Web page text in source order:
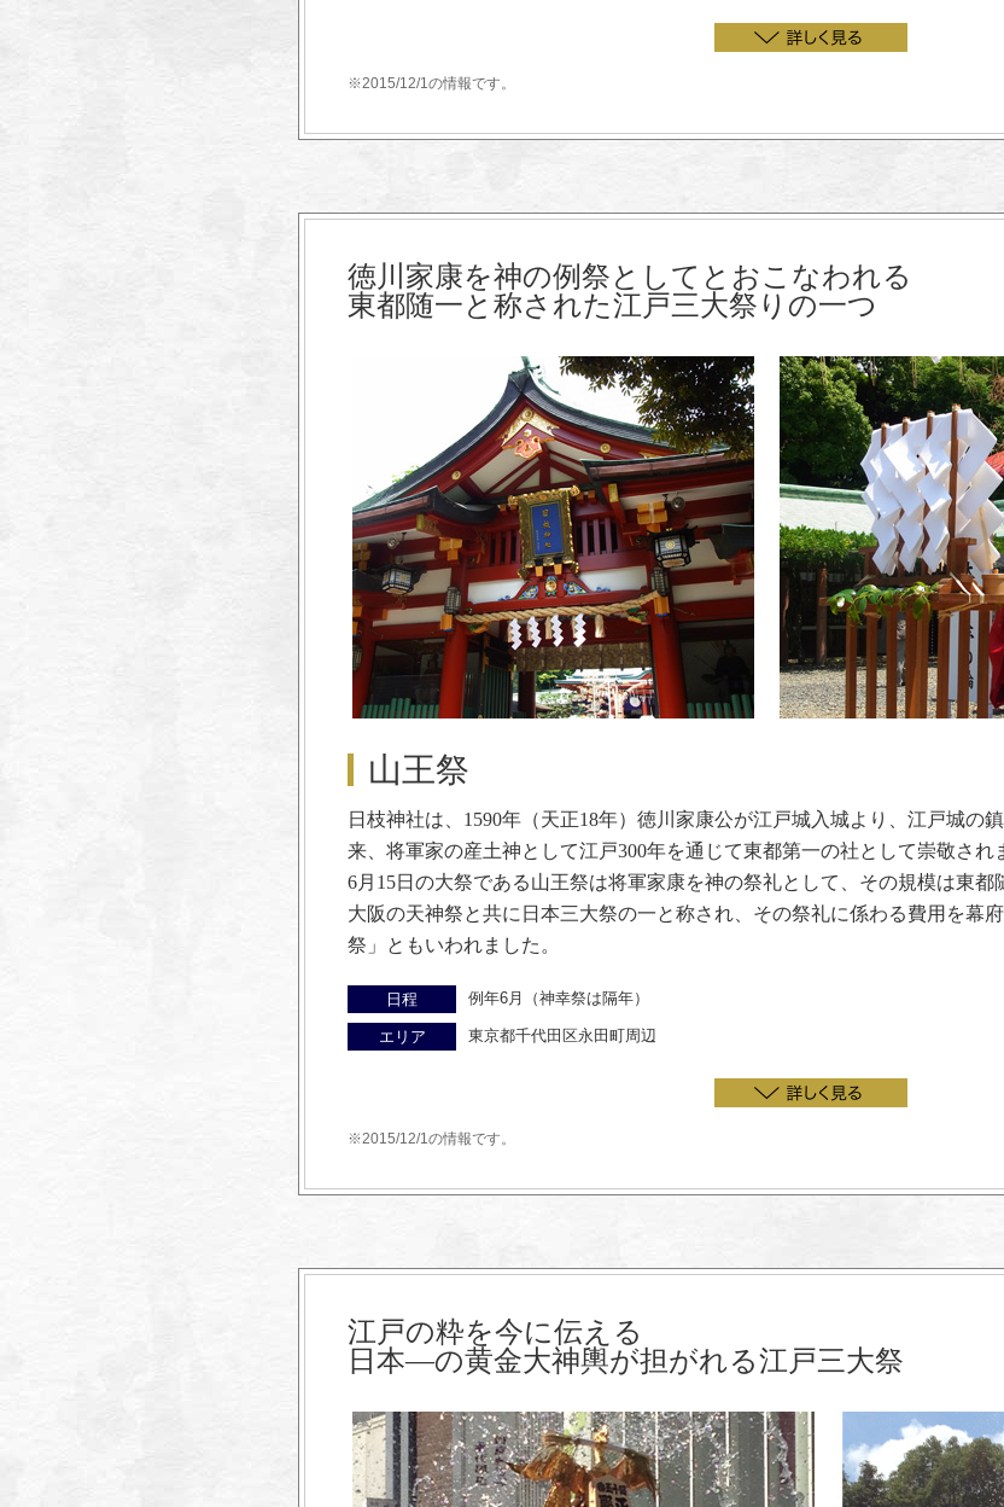
※2015/12/1の情報です。
徳川家康を神の例祭としてとおこなわれる
東都随一と称された江戸三大祭りの一つ
山王祭
日枝神社は、1590年（天正18年）徳川家康公が江戸城入城より、江戸城の
来、将軍家の産土神として江戸300年を通じて東都第一の社として崇敬され
6月15日の大祭である山王祭は将軍家康を神の祭礼として、その規模は東都
大阪の天神祭と共に日本三大祭の一と称され、その祭礼に係わる費用を幕
祭」ともいわれました。
日程 例年6月（神幸祭は隔年）
エリア 東京都千代田区永田町周辺
※2015/12/1の情報です。
江戸の粋を今に伝える
日本―の黄金大神輿が担がれる江戸三大祭